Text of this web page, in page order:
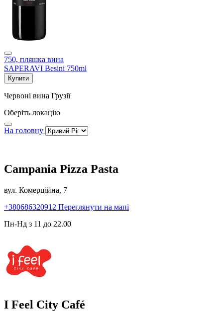
750, пляшка вина
SAPERAVI Besini 750ml
Купити
Червоні вина Грузії
Оберіть локацію
На головну
Campania Pizza Pasta
вул. Комерційна, 7
+380686320912 Переглянути на мапі
Пн-Нд з 11 до 22.00
I Feel City Café